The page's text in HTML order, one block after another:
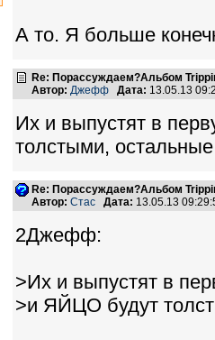
А то. Я больше
Re: Порассуждаем?Альбом
Автор: Джефф Дата: 13.05.13
Их и выпустят в
толстыми,
Re: Порассуждаем?Альбом
Автор: Стас Дата: 13.05.13
2Джефф:
>Их и выпустят в
>и ЯЙЦО будут